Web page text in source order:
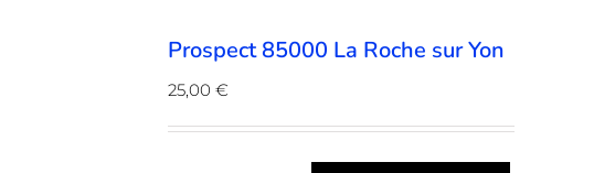
Prospect 85000 La Roche sur Yon
25,00 €